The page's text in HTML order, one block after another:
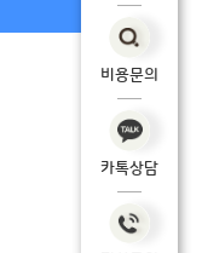
비용문의
카톡상담